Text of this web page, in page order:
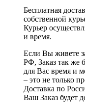
Бесплатная
собственной
Курьер
и время.
Если Вы живете
РФ, Заказ так же
для Вас время и
– это не только
Доставка по
Ваш Заказ будет